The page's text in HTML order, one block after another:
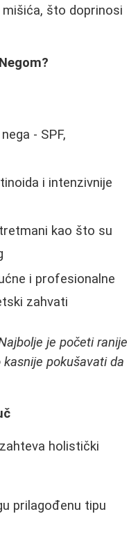
što doprinosi
- SPF,
i intenzivnije
kao što su
i profesionalne
zahvati
je početi ranije
pokušavati da
holistički
prilagođenu tipu